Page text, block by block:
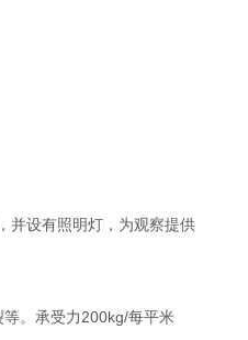
并设有照明灯，为观察提供
。承受力200kg/每平米